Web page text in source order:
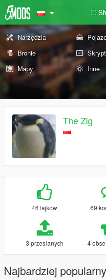
Narzędzia
Bronie
Mapy
Inne
The Zig
46 lajków 69
3 przesłanych 4
Najbardziej